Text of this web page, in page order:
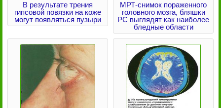
В результате трения
гипсовой повязки на коже
могут появляться пузыри
МРТ-снимок пораженного
головного мозга, бляшки
PC выглядят как наиболее
бледные области